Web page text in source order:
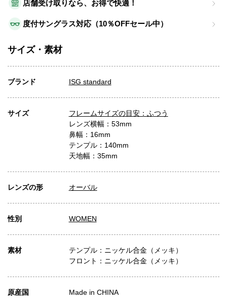
店舗受け取りなら、お得で快適！
度付サングラス対応（10％OFFセール中）
サイズ・素材
ブランド ISG standard
サイズ
フレームサイズの目安：ふつう
レンズ横幅：53mm
鼻幅：16mm
テンプル：140mm
天地幅：35mm
レンズの形 オーバル
性別 WOMEN
素材
テンプル：ニッケル合金（メッキ）
フロント：ニッケル合金（メッキ）
原産国 Made in CHINA